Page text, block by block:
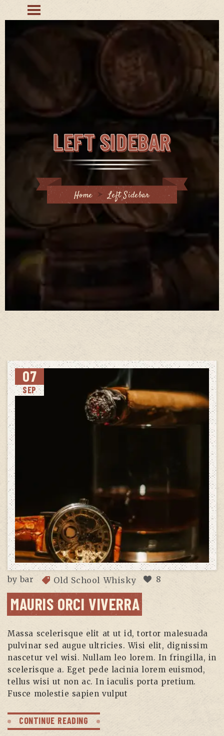
LEFT SIDEBAR
Home Left Sidebar
07
SEP
bybar Old School Whisky 8
MAURIS ORCI VIVERRA
Massa scelerisque elit at ut id, tortor malesuada
pulvinar sed augue ultricies. Wisi elit, dignissim
nascetur vel wisi. Nullam leo lorem. In fringilla, in
scelerisque a. Eget pede lacinia lorem euismod,
tellus wisi ut non ac. In iaculis porta pretium.
Fusce molestie sapien vulput
CONTINUE READING